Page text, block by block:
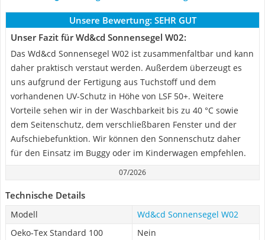
Unsere Bewertung: SEHR GUT
Unser Fazit für Wd&cd Sonnensegel W02:
Das Wd&cd Sonnensegel W02 ist zusammenfaltbar und kann
daher praktisch verstaut werden. Außerdem überzeugt es
uns aufgrund der Fertigung aus Tuchstoff und dem
vorhandenen UV-Schutz in Höhe von LSF 50+. Weitere
Vorteile sehen wir in der Waschbarkeit bis zu 40 °C sowie
dem Seitenschutz, dem verschließbaren Fenster und der
Aufschiebefunktion. Wir können den Sonnenschutz daher
für den Einsatz im Buggy oder im Kinderwagen empfehlen.
07/2026
Technische Details
Modell
Wd&cd Sonnensegel W02
Oeko-Tex Standard 100
Nein